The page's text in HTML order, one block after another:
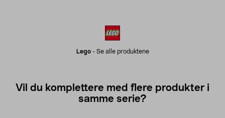
Lego- Se alle produktene
Vil du komplettere med flere produkter i
samme serie?